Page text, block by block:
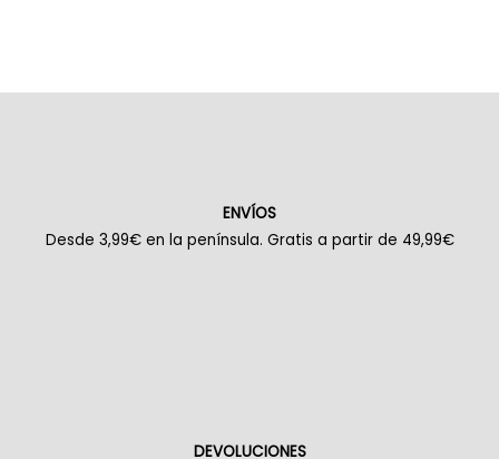
ENVÍOS
Desde 3,99€ en la península. Gratis a partir de 49,99€
DEVOLUCIONES